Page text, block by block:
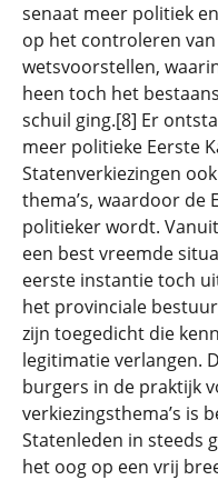
senaat meer politiek
op het controleren
wetsvoorstellen,
heen toch het
schuil ging.[8] Er
meer politieke Eerste
Statenverkiezingen
thema’s, waardoor de
politieker wordt.
een best vreemde
eerste instantie toch
het provinciale
zijn toegedicht die
legitimatie verlangen.
burgers in de praktijk
verkiezingsthema’s is
Statenleden in steeds
het oog op een vrij